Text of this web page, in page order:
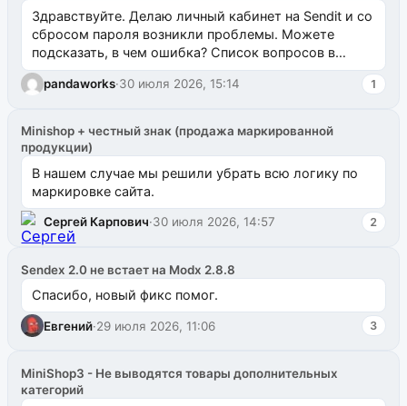
Здравствуйте. Делаю личный кабинет на Sendit и со
сбросом пароля возникли проблемы. Можете
подсказать, в чем ошибка? Список вопросов в
одноименном разделе на modx.pro пока пуст, и,...
pandaworks·30 июля 2026, 15:14 1
Minishop + честный знак (продажа маркированной
продукции)
В нашем случае мы решили убрать всю логику по
маркировке сайта.
Сергей Карпович·30 июля 2026, 14:57 2
Sendex 2.0 не встает на Modx 2.8.8
Спасибо, новый фикс помог.
Евгений·29 июля 2026, 11:06 3
MiniShop3 - Не выводятся товары дополнительных
категорий